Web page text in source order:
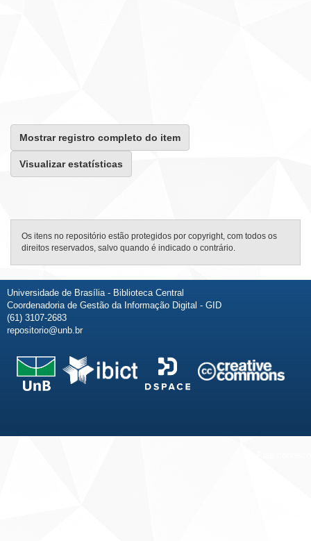
Mostrar registro completo do item
Visualizar estatísticas
Os itens no repositório estão protegidos por copyright, com todos os
direitos reservados, salvo quando é indicado o contrário.
Universidade de Brasília - Biblioteca Central
Coordenadoria de Gestão da Informação Digital - GID
(61) 3107-2683
repositorio@unb.br